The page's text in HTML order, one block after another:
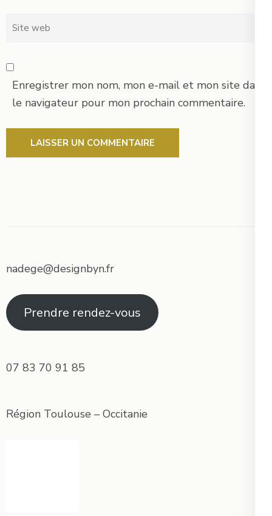
Site
Enregistrer mon nom, mon e-mail et mon site dans
le navigateur pour mon prochain commentaire.
nadege@designbyn.fr
Prendre rendez-vous
07 83 70 91 85
Région Toulouse – Occitanie